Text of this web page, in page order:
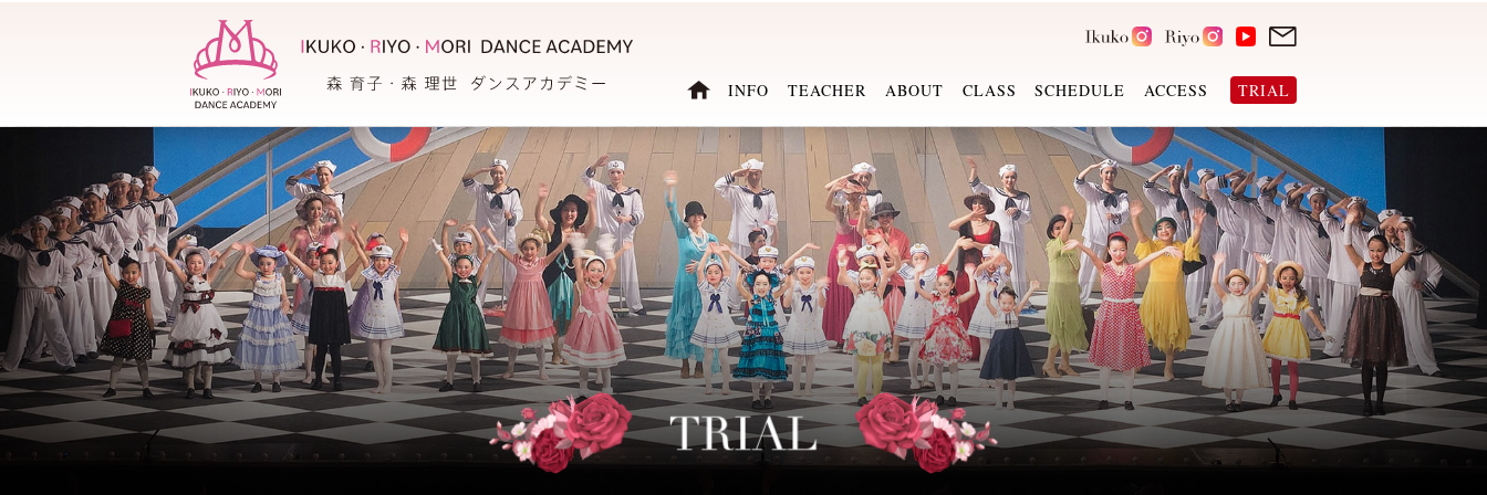
INFO TEACHER ABOUT CLASS SCHEDULE ACCESS TRIAL